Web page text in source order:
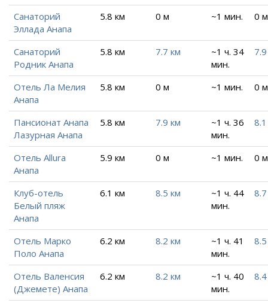
Санаторий
Эллада Анапа
5.8 км 0 м ~1 мин. 0 м
Санаторий
Родник Анапа
5.8 км 7.7 км
~1 ч. 34
мин.
Отель Ла Мелия
Анапа
5.8 км 0 м ~1 мин. 0 м
Пансионат Анапа
Лазурная Анапа
5.8 км 7.9 км
~1 ч. 36
мин.
Отель Allura
Анапа
5.9 км 0 м ~1 мин. 0 м
Клуб-отель
Белый пляж
Анапа
6.1 км 8.5 км
~1 ч. 44
мин.
Отель Марко
Поло Анапа
6.2 км 8.2 км
~1 ч. 41
мин.
Отель Валенсия
(Джемете) Анапа
6.2 км 8.2 км
~1 ч. 40
мин.